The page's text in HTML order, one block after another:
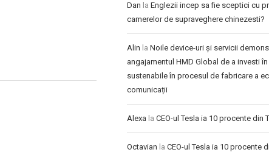
Dan la Englezii incep sa fie sceptici cu
camerelor de supraveghere chinezesti?
Alin la Noile device-uri și servicii
angajamentul HMD Global de a investi
sustenabile în procesul de fabricare a
comunicații
Alexa la CEO-ul Tesla ia 10 procente din
Octavian la CEO-ul Tesla ia 10 procente